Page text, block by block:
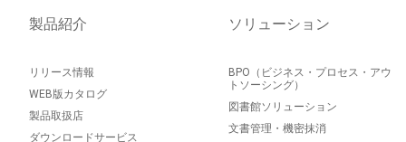
製品紹介
リリース情報
WEB版カタログ
製品取扱店
ダウンロードサービス
ソリューション
BPO（ビジネス・プロセス・アウ
トソーシング）
図書館ソリューション
文書管理・機密抹消